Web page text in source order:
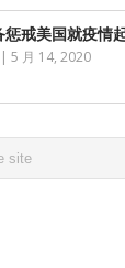
惩戒美国就疫情
| 5 月 14, 2020